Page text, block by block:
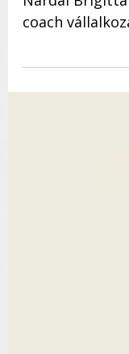
Az
Nardai Brigitta
honnan jött